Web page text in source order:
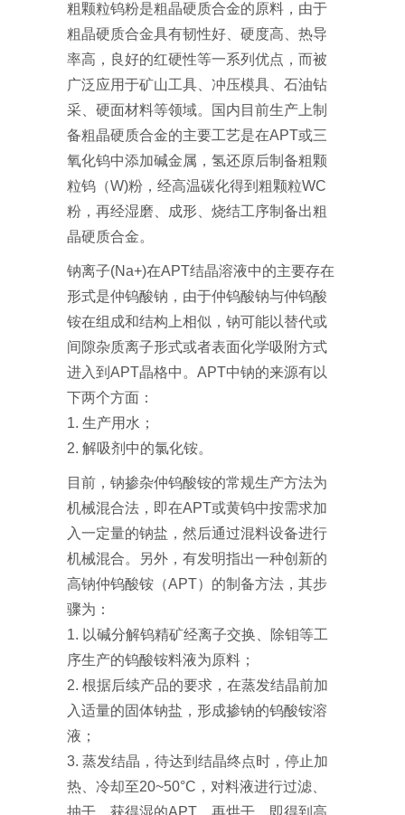
粗颗粒钨粉是粗晶硬质合金的原料，由于
粗晶硬质合金具有韧性好、硬度高、热导
率高，良好的红硬性等一系列优点，而被
广泛应用于矿山工具、冲压模具、石油钻
采、硬面材料等领域。国内目前生产上制
备粗晶硬质合金的主要工艺是在APT或三
氧化钨中添加碱金属，氢还原后制备粗颗
粒钨（W)粉，经高温碳化得到粗颗粒WC
粉，再经湿磨、成形、烧结工序制备出粗
晶硬质合金。
钠离子(Na+)在APT结晶溶液中的主要存在
形式是仲钨酸钠，由于仲钨酸钠与仲钨酸
铵在组成和结构上相似，钠可能以替代或
间隙杂质离子形式或者表面化学吸附方式
进入到APT晶格中。APT中钠的来源有以
下两个方面：
1. 生产用水；
2. 解吸剂中的氯化铵。
目前，钠掺杂仲钨酸铵的常规生产方法为
机械混合法，即在APT或黄钨中按需求加
入一定量的钠盐，然后通过混料设备进行
机械混合。另外，有发明指出一种创新的
高钠仲钨酸铵（APT）的制备方法，其步
骤为：
1. 以碱分解钨精矿经离子交换、除钼等工
序生产的钨酸铵料液为原料；
2. 根据后续产品的要求，在蒸发结晶前加
入适量的固体钠盐，形成掺钠的钨酸铵溶
液；
3. 蒸发结晶，待达到结晶终点时，停止加
热、冷却至20~50°C，对料液进行过滤、
抽干，获得湿的APT，再烘干，即得到高